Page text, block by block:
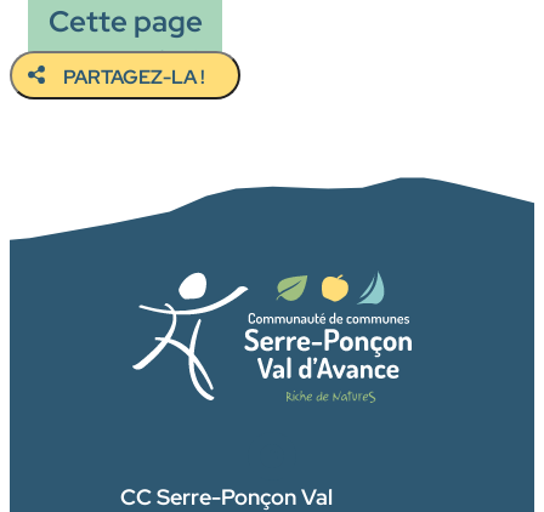
Cette page
vous a plu ?
PARTAGEZ-LA !
CC Serre-Ponçon Val